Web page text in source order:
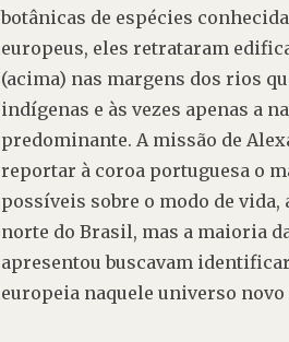
botânicas de espécies
europeus, eles retrataram
(acima) nas margens dos rios
indígenas e às vezes apenas a
predominante. A missão de
reportar à coroa portuguesa o
possíveis sobre o modo de vida,
norte do Brasil, mas a maioria
apresentou buscavam
europeia naquele universo novo